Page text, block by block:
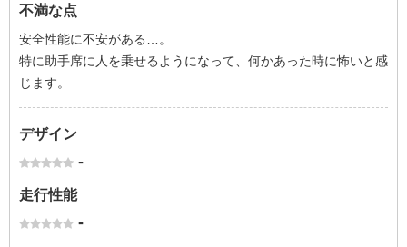
不満な点
安全性能に不安がある…。
特に助手席に人を乗せるようになって、何かあった時に怖いと感
じます。
デザイン
-
走行性能
-